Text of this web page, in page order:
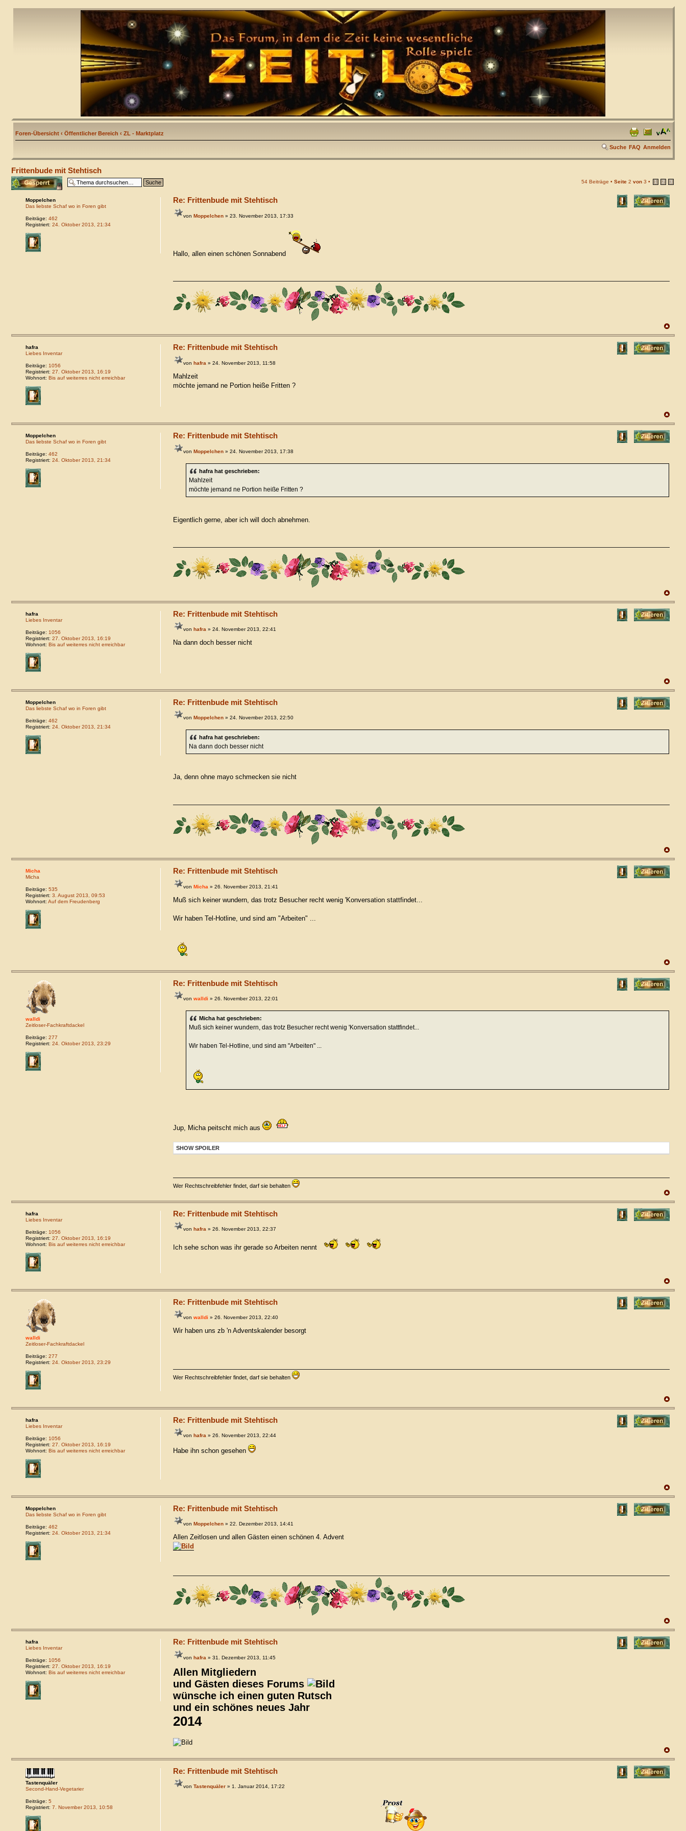
Foren-Übersicht ‹ Öffentlicher Bereich ‹ ZL - Marktplatz
Suche FAQ Anmelden
Frittenbude mit Stehtisch
Thema gesperrt 54 Beiträge • Seite 2 von 3 • 1 2 3
Re: Frittenbude mit Stehtisch
vonMoppelchen » 23. November 2013, 17:33
Hallo, allen einen schönen Sonnabend
Moppelchen
Das liebste Schaf wo in Foren gibt
Beiträge: 462
Registriert: 24. Oktober 2013, 21:34
Re: Frittenbude mit Stehtisch
vonhafra » 24. November 2013, 11:58
Mahlzeit
möchte jemand ne Portion heiße Fritten ?
hafra
Liebes Inventar
Beiträge: 1056
Registriert: 27. Oktober 2013, 16:19
Wohnort: Bis auf weiterres nicht erreichbar
Re: Frittenbude mit Stehtisch
vonMoppelchen » 24. November 2013, 17:38
hafra hat geschrieben:
Mahlzeit
möchte jemand ne Portion heiße Fritten ?
Eigentlich gerne, aber ich will doch abnehmen.
Moppelchen
Das liebste Schaf wo in Foren gibt
Beiträge: 462
Registriert: 24. Oktober 2013, 21:34
Re: Frittenbude mit Stehtisch
vonhafra » 24. November 2013, 22:41
Na dann doch besser nicht
hafra
Liebes Inventar
Beiträge: 1056
Registriert: 27. Oktober 2013, 16:19
Wohnort: Bis auf weiterres nicht erreichbar
Re: Frittenbude mit Stehtisch
vonMoppelchen » 24. November 2013, 22:50
hafra hat geschrieben:
Na dann doch besser nicht
Ja, denn ohne mayo schmecken sie nicht
Moppelchen
Das liebste Schaf wo in Foren gibt
Beiträge: 462
Registriert: 24. Oktober 2013, 21:34
Re: Frittenbude mit Stehtisch
vonMicha » 26. November 2013, 21:41
Muß sich keiner wundern, das trotz Besucher recht wenig 'Konversation stattfindet...
Wir haben Tel-Hotline, und sind am "Arbeiten" ...
Micha
Micha
Beiträge: 535
Registriert: 3. August 2013, 09:53
Wohnort: Auf dem Freudenberg
Re: Frittenbude mit Stehtisch
vonwalldi » 26. November 2013, 22:01
Micha hat geschrieben:
Muß sich keiner wundern, das trotz Besucher recht wenig 'Konversation stattfindet...
Wir haben Tel-Hotline, und sind am "Arbeiten" ...
Jup, Micha peitscht mich aus
SHOW SPOILER
Wer Rechtschreibfehler findet, darf sie behalten
walldi
Zeitloser-Fachkraftdackel
Beiträge: 277
Registriert: 24. Oktober 2013, 23:29
Re: Frittenbude mit Stehtisch
von hafra » 26. November 2013, 22:37
Ich sehe schon was ihr gerade so Arbeiten nennt
hafra
Liebes Inventar
Beiträge: 1056
Registriert: 27. Oktober 2013, 16:19
Wohnort: Bis auf weiterres nicht erreichbar
Re: Frittenbude mit Stehtisch
vonwalldi » 26. November 2013, 22:40
Wir haben uns zb 'n Adventskalender besorgt
Wer Rechtschreibfehler findet, darf sie behalten
walldi
Zeitloser-Fachkraftdackel
Beiträge: 277
Registriert: 24. Oktober 2013, 23:29
Re: Frittenbude mit Stehtisch
von hafra » 26. November 2013, 22:44
Habe ihn schon gesehen
hafra
Liebes Inventar
Beiträge: 1056
Registriert: 27. Oktober 2013, 16:19
Wohnort: Bis auf weiterres nicht erreichbar
Re: Frittenbude mit Stehtisch
von Moppelchen » 22. Dezember 2013, 14:41
Allen Zeitlosen und allen Gästen einen schönen 4. Advent
Moppelchen
Das liebste Schaf wo in Foren gibt
Beiträge: 462
Registriert: 24. Oktober 2013, 21:34
Re: Frittenbude mit Stehtisch
vonhafra » 31. Dezember 2013, 11:45
Allen Mitgliedern
und Gästen dieses Forums
wünsche ich einen guten Rutsch
und ein schönes neues Jahr
2014
hafra
Liebes Inventar
Beiträge: 1056
Registriert: 27. Oktober 2013, 16:19
Wohnort: Bis auf weiterres nicht erreichbar
Re: Frittenbude mit Stehtisch
vonTastenquäler » 1. Januar 2014, 17:22
Tastenquäler
Second-Hand-Vegetarier
Beiträge: 5
Registriert: 7. November 2013, 10:58